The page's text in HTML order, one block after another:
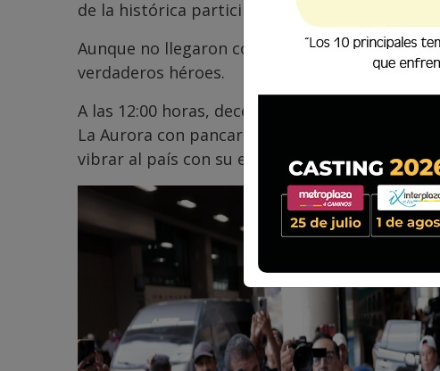
de la histórica participación de la Selección
Aunque no llegaron con un trofeo en las
verdaderos héroes.
A las 12:00 horas, decenas de aficionados se
La Aurora con pancartas y camisetas,
vibrar al país con su entrega y coraje.